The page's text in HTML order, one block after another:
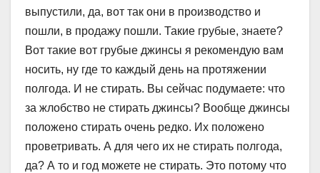
выпустили, да, вот так они в производство и
пошли, в продажу пошли. Такие грубые, знаете?
Вот такие вот грубые джинсы я рекомендую вам
носить, ну где то каждый день на протяжении
полгода. И не стирать. Вы сейчас подумаете: что
за жлобство не стирать джинсы? Вообще джинсы
положено стирать очень редко. Их положено
проветривать. А для чего их не стирать полгода,
да? А то и год можете не стирать. Это потому что